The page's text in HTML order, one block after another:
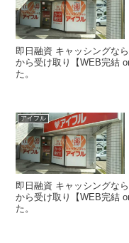
即日融資 キャッシングな
から受け取り【WEB完結
た。
アイフル
即日融資 キャッシングな
から受け取り【WEB完結
た。